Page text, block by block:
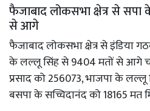
फैजाबाद लोकसभा क्षेत्र से सपा
से आगे
फैजाबाद लोकसभा क्षेत्र से इंडिया
के लल्लू सिंह से 9404 मतों से आगे
प्रसाद को 256073, भाजपा के
बसपा के सच्चिदानंद को 18165 मत